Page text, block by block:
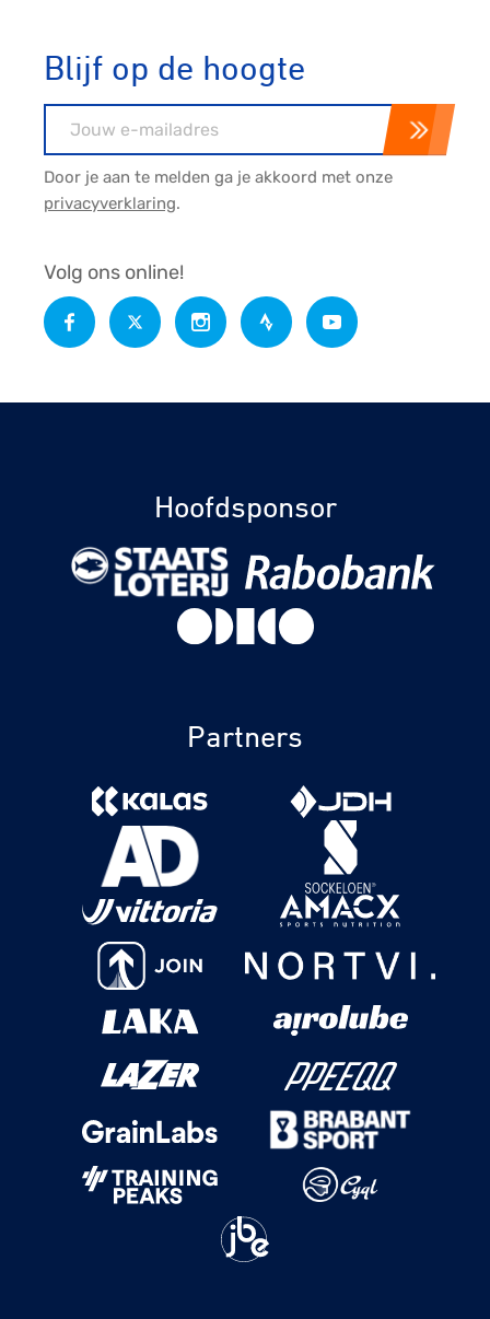
Blijf op de hoogte
Door je aan te melden ga je akkoord met onze
privacyverklaring.
Volg ons online!
Hoofdsponsor
Partners